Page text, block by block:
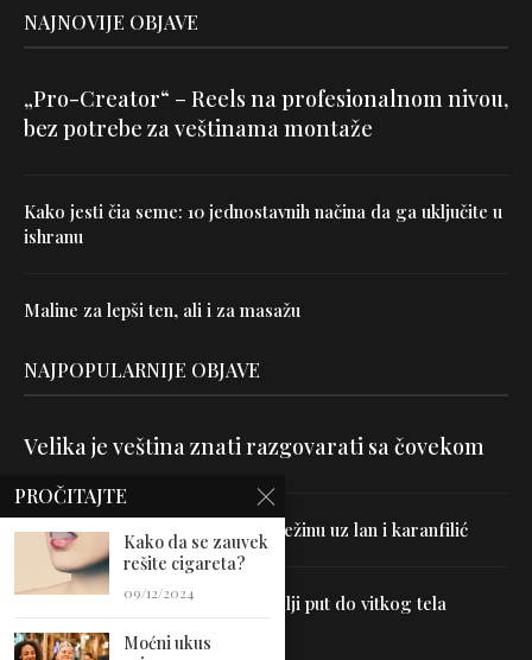
NAJNOVIJE OBJAVE
„Pro-Creator“ – Reels na profesionalnom nivou,
bez potrebe za veštinama montaže
Kako jesti čia seme: 10 jednostavnih načina da ga uključite u
ishranu
Maline za lepši ten, ali i za masažu
NAJPOPULARNIJE OBJAVE
Velika je veština znati razgovarati sa čovekom
Uništite parazite i normalizujte težinu uz lan i karanfilić
Dr Hajder: Akupunktura je najbolji put do vitkog tela
PROČITAJTE
Kako da se zauvek
rešite cigareta?
09/12/2024
Moćni ukus